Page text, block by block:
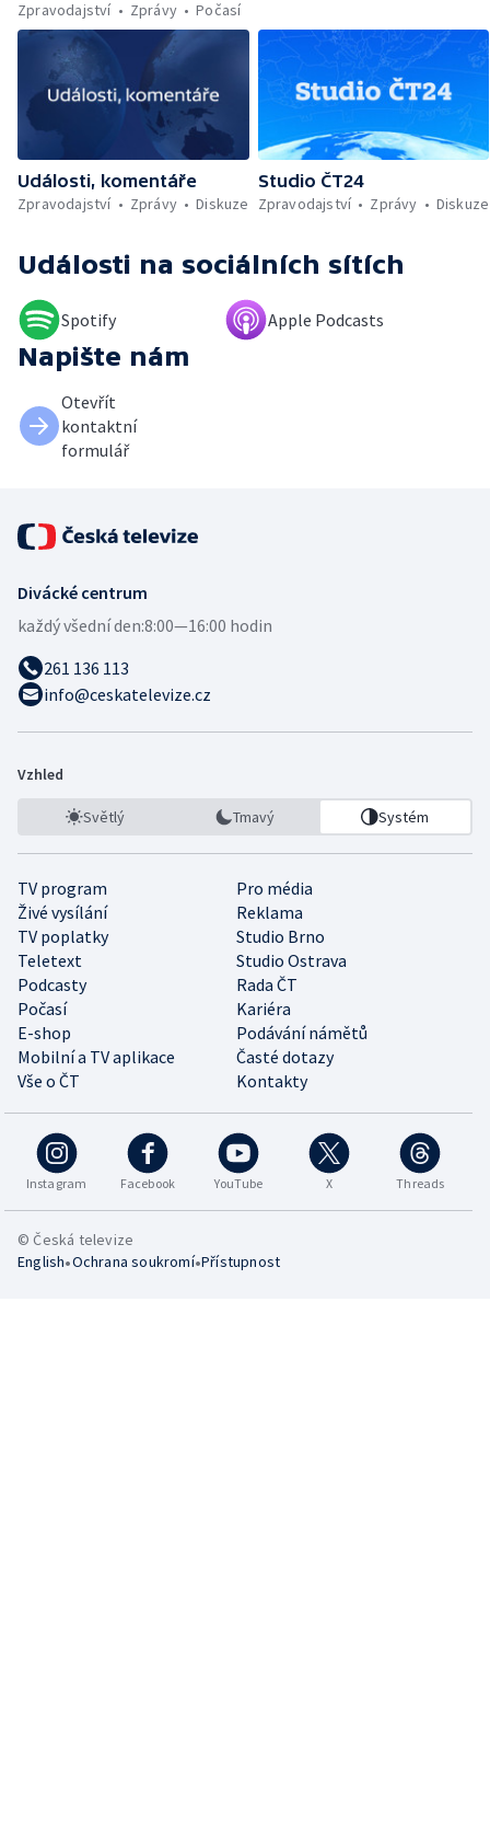
migrantů v Lamanšském průlivu — Čištění
Karlova mostu — Sběr borůvek v
zakázaných oblastech Šumavy — Investice
do energetické sítě — Hromadný pohřeb v
Gaze — Drahý život v Jižní Koreji — Potopení
indické lodi v Rudém moři — Nedostatek
vody ovlivňuje zdraví ptáků — Natáčení
vánoční pohádky pro neslyšící
Zpravodajství
Zprávy Počasí
Události, komentáře
Zpravodajství
Zprávy Diskuze
Studio ČT24
Zpravodajství
Zprávy Diskuze
Události na sociálních sítích
Spotify Apple Podcasts
Napište nám
Otevřít
kontaktní
formulář
Divácké centrum
každý všední den:8:00—16:00 hodin
261 136 113
info@ceskatelevize.cz
Vzhled
Světlý Tmavý Systém
TV program
Pro média
Živé vysílání
Reklama
TV poplatky
Studio Brno
Teletext
Studio Ostrava
Podcasty
Rada ČT
Počasí
Kariéra
E-shop
Podávání námětů
Mobilní a TV aplikace
Časté dotazy
Vše o ČT
Kontakty
Instagram Facebook YouTube X Threads
© Česká televize
English•Ochrana soukromí•Přístupnost